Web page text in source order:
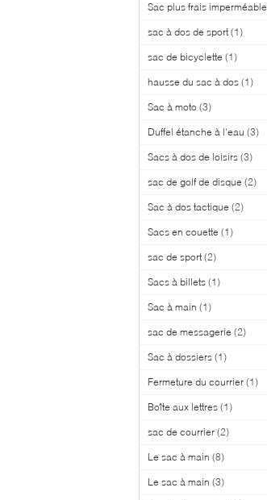
Sac plus frais imperméable
sac à dos de sport (1)
sac de bicyclette (1)
hausse du sac à dos (1)
Sac à moto (3)
Duffel étanche à l'eau (3)
Sacs à dos de loisirs (3)
sac de golf de disque (2)
Sac à dos tactique (2)
Sacs en couette (1)
sac de sport (2)
Sacs à billets (1)
Sac à main (1)
sac de messagerie (2)
Sac à dossiers (1)
Fermeture du courrier (1)
Boîte aux lettres (1)
sac de courrier (2)
Le sac à main (8)
Le sac à main (3)